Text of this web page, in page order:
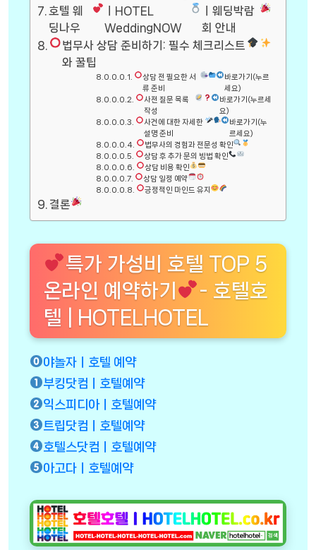
호텔 웨
딩나우
ㅣHOTEL
WeddingNOW
ㅣ웨딩박람
회 안내
법무사 상담 준비하기: 필수 체크리스트
와 꿀팁
상담 전 필요한 서
류 준비
바로가기(누르
세요)
사전 질문 목록
작성
바로가기(누르세
요)
사건에 대한 자세한
설명 준비
바로가기(누
르세요)
법무사의 경험과 전문성 확인
상담 후 추가 문의 방법 확인
상담 비용 확인
상담 일정 예약
긍정적인 마인드 유지
결론
특가 가성비 호텔 TOP 5
온라인 예약하기
- 호텔호
텔 | HOTELHOTEL
야놀자ㅣ호텔 예약
부킹닷컴ㅣ호텔예약
익스피디아ㅣ호텔예약
트립닷컴ㅣ호텔예약
호텔스닷컴ㅣ호텔예약
아고다ㅣ호텔예약